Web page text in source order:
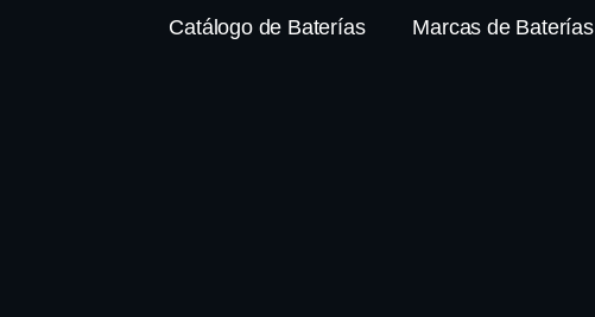
Catálogo de Baterías Marcas de Baterías